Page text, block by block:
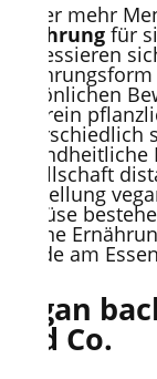
Immer mehr
Ernährung für
interessieren
persönlichen
eine rein
Gesellschaft
Vorstellung
Gemüse
vegane
Freude am
Vegan
und Co.